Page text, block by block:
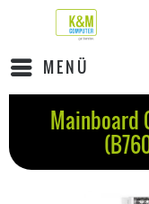
MENÜ
Mainboard